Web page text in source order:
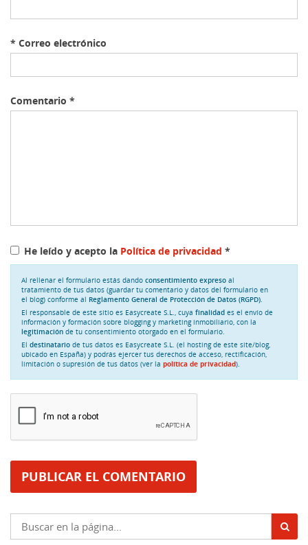
* Correo electrónico
Comentario *
He leído y acepto la Política de privacidad *
Al rellenar el formulario estás dando consentimiento expreso al
tratamiento de tus datos (guardar tu comentario y datos del formulario en
el blog) conforme al Reglamento General de Protección de Datos (RGPD).
El responsable de este sitio es Easycreate S.L., cuya finalidad es el envío de
información y formación sobre blogging y marketing inmobiliario, con la
legitimación de tu consentimiento otorgado en el formulario.
El destinatario de tus datos es Easycreate S.L. (el hosting de este site/blog,
ubicado en España) y podrás ejercer tus derechos de acceso, rectificación,
limitación o supresión de tus datos (ver la política de privacidad).